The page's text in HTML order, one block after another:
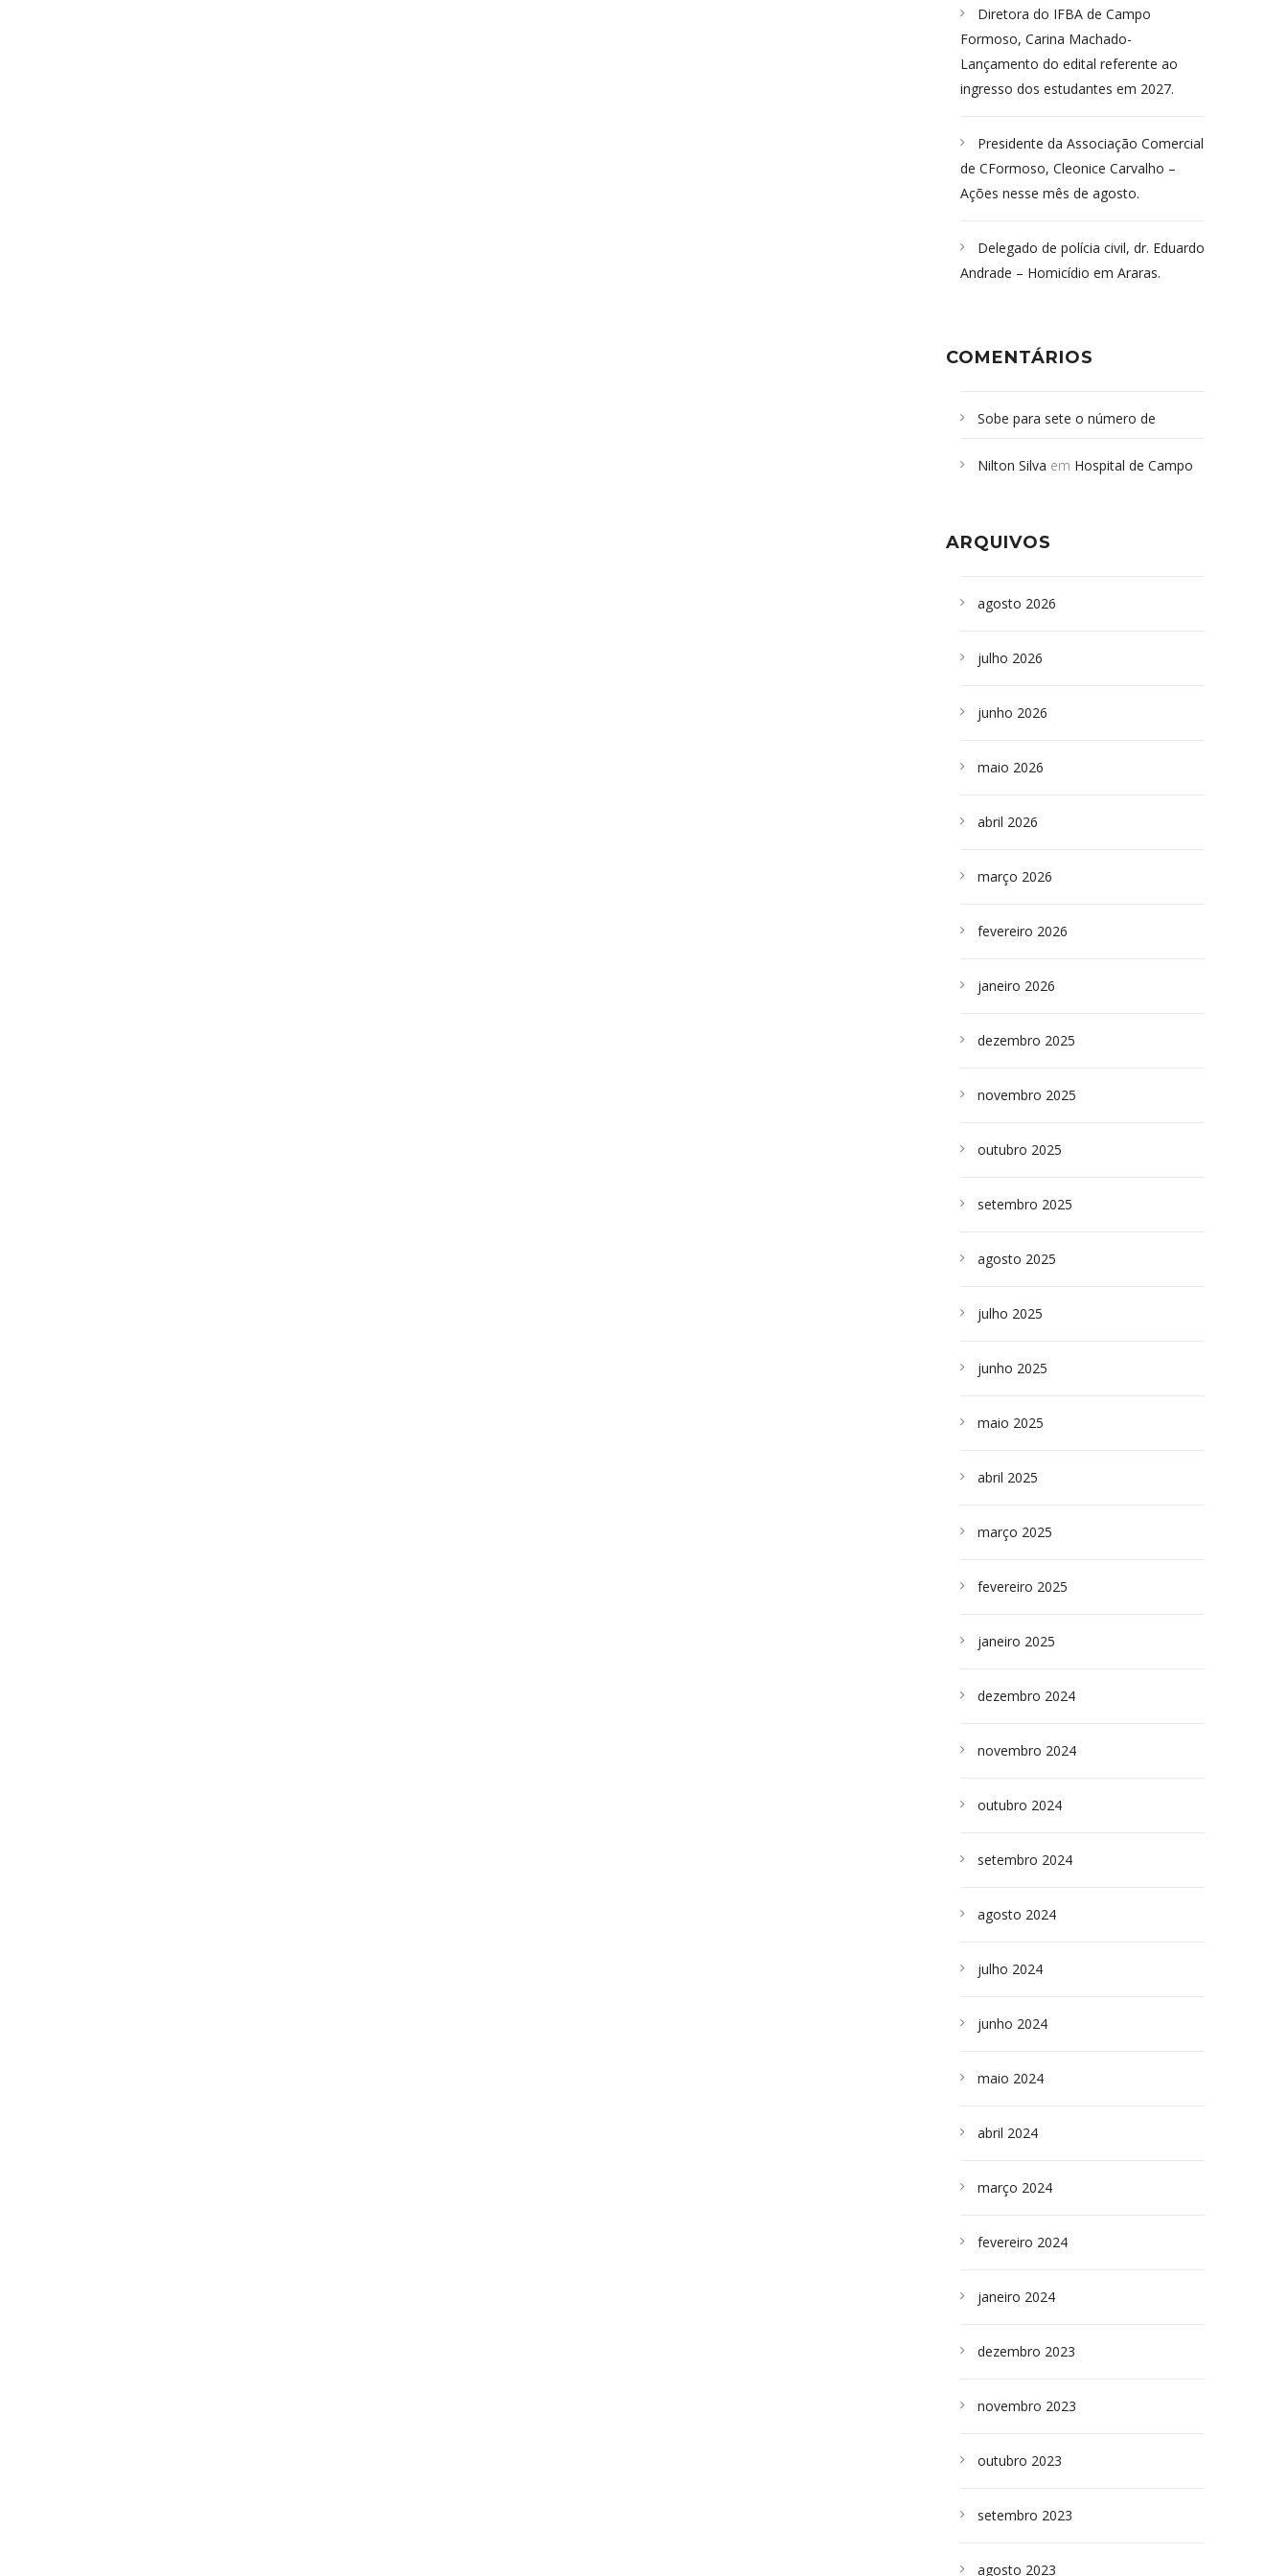
Diretora do IFBA de Campo
Formoso, Carina Machado-
Lançamento do edital referente ao
ingresso dos estudantes em 2027.
Presidente da Associação Comercial
de CFormoso, Cleonice Carvalho –
Ações nesse mês de agosto.
Delegado de polícia civil, dr. Eduardo
Andrade – Homicídio em Araras.
COMENTÁRIOS
Sobe para sete o número de
desabamento em São Paulo - Revista
sepultados em SP
Nilton Silva em Hospital de Campo
ARQUIVOS
agosto 2026
julho 2026
junho 2026
maio 2026
abril 2026
março 2026
fevereiro 2026
janeiro 2026
dezembro 2025
novembro 2025
outubro 2025
setembro 2025
agosto 2025
julho 2025
junho 2025
maio 2025
abril 2025
março 2025
fevereiro 2025
janeiro 2025
dezembro 2024
novembro 2024
outubro 2024
setembro 2024
agosto 2024
julho 2024
junho 2024
maio 2024
abril 2024
março 2024
fevereiro 2024
janeiro 2024
dezembro 2023
novembro 2023
outubro 2023
setembro 2023
agosto 2023